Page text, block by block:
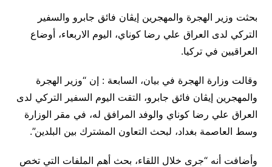
بحثت وزير الهجرة والمهجرين إيڨان فائق جابرو والسفير
التركي لدى العراق علي رضا كوناي، اليوم الاربعاء، أوضاع
العراقيين في تركيا.
وقالت وزارة الهجرة في بيان، السابعة : إن “وزير الهجرة
والمهجرين إيڨان فائق جابرو، التقت اليوم السفير التركي لدى
العراق علي رضا كوناي والوفد المرافق له، في مقر الوزارة
وسط العاصمة بغداد، لبحث التعاون المشترك بين البلدين”.
وأضافت أنه “جرى خلال اللقاء، بحث أهم الملفات التي تخص